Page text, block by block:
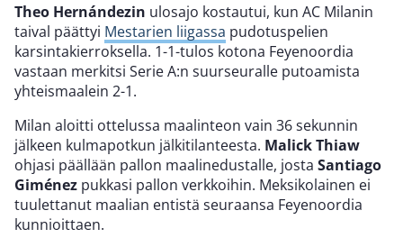
Theo Hernándezin ulosajo kostautui, kun AC Milanin
taival päättyi Mestarien liigassa pudotuspelien
karsintakierroksella. 1-1-tulos kotona Feyenoordia
vastaan merkitsi Serie A:n suurseuralle putoamista
yhteismaalein 2-1.
Milan aloitti ottelussa maalinteon vain 36 sekunnin
jälkeen kulmapotkun jälkitilanteesta. Malick Thiaw
ohjasi päällään pallon maalinedustalle, josta Santiago
Giménez pukkasi pallon verkkoihin. Meksikolainen ei
tuulettanut maalian entistä seuraansa Feyenoordia
kunnioittaen.